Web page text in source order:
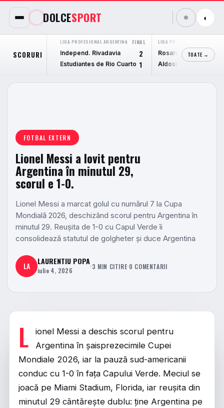
DOLCESPORT ◐
SCORURI
LIGA PROFESIONAL ARGENTINA
FINAL
Independ. Rivadavia
2
Estudiantes de Rio Cuarto 1
LIGA PROFESIONAL
Rosario Central
Aldosivi
TOATE →
FOTBAL EXTERN
Lionel Messi a lovit pentru
Argentina în minutul 29,
scorul e 1-0.
Lionel Messi a marcat golul cu numărul 7 la Cupa
Mondială 2026, deschizând scorul pentru Argentina în
minutul 29. Reușita de 1-0 cu Capul Verde îi
consolidează statutul de golgheter și duce Argentina
LA LAURENTIU POPA
iulie 4, 2026 3 MIN CITIRE 0 COMENTARII
L
ionel Messi a deschis scorul pentru
Argentina în șaisprezecimile Cupei
Mondiale 2026, iar la pauză sud-americanii
conduc cu 1-0 în fața Capului Verde. Meciul se
joacă pe Miami Stadium, Florida, iar reușita din
minutul 29 cântărește dublu: ține Argentina pe